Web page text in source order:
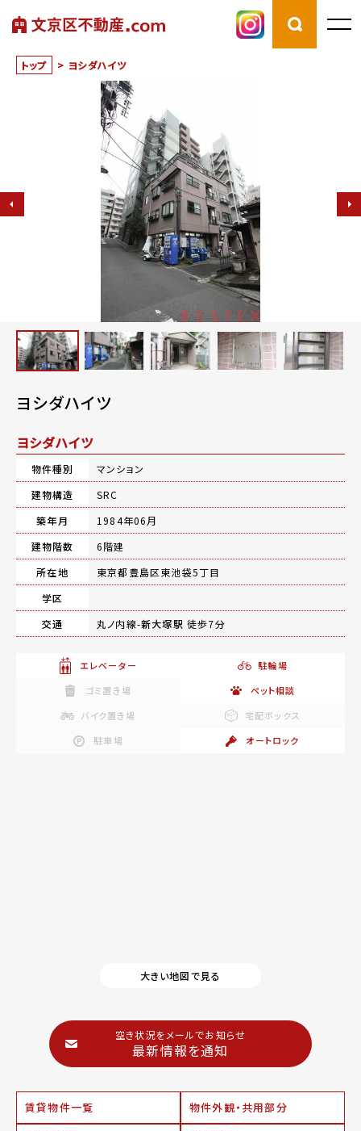
トップ > ヨシダハイツ
ヨシダハイツ
ヨシダハイツ
物件種別
マンション
建物構造
SRC
築年月
1984年06月
建物階数
6階建
所在地
東京都豊島区東池袋5丁目
学区
交通
丸ノ内線-新大塚駅 徒歩7分
エレベーター
駐輪場
ゴミ置き場
ペット相談
バイク置き場
宅配ボックス
駐車場
オートロック
大きい地図で見る
空き状況をメールでお知らせ
最新情報を通知
賃貸物件一覧 物件外観・共用部分